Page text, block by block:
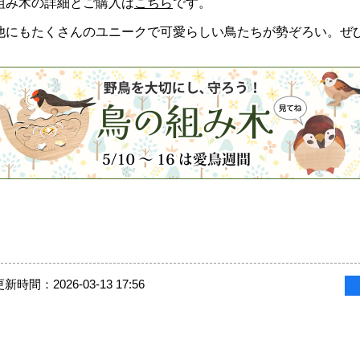
にもたくさんのユニークで可愛らしい鳥たちが勢ぞろい。
新時間：2026-03-13 17:56